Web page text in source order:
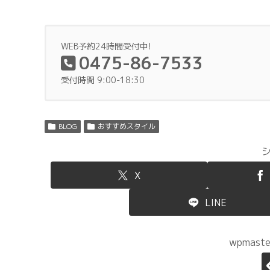
WEB予約24時間受付中!
0475-86-7533
受付時間 9:00-18:30
BLOG おすすめスタイル
X
LINE